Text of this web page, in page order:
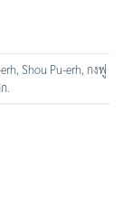
, Shou Pu-erh, กงฟู
.